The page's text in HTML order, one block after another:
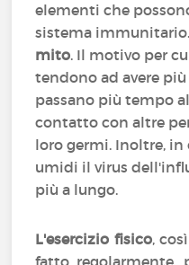
elementi che
sistema
mito. Il motivo per
tendono ad avere
passano più tempo
contatto con altre
loro germi. Inoltre,
umidi il virus
più a lungo.
L'esercizio fisico,
fatto regolarmente,